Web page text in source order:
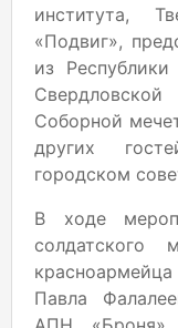
института,
«Подвиг»,
из
Соборной
других
городском
В ходе
Павла